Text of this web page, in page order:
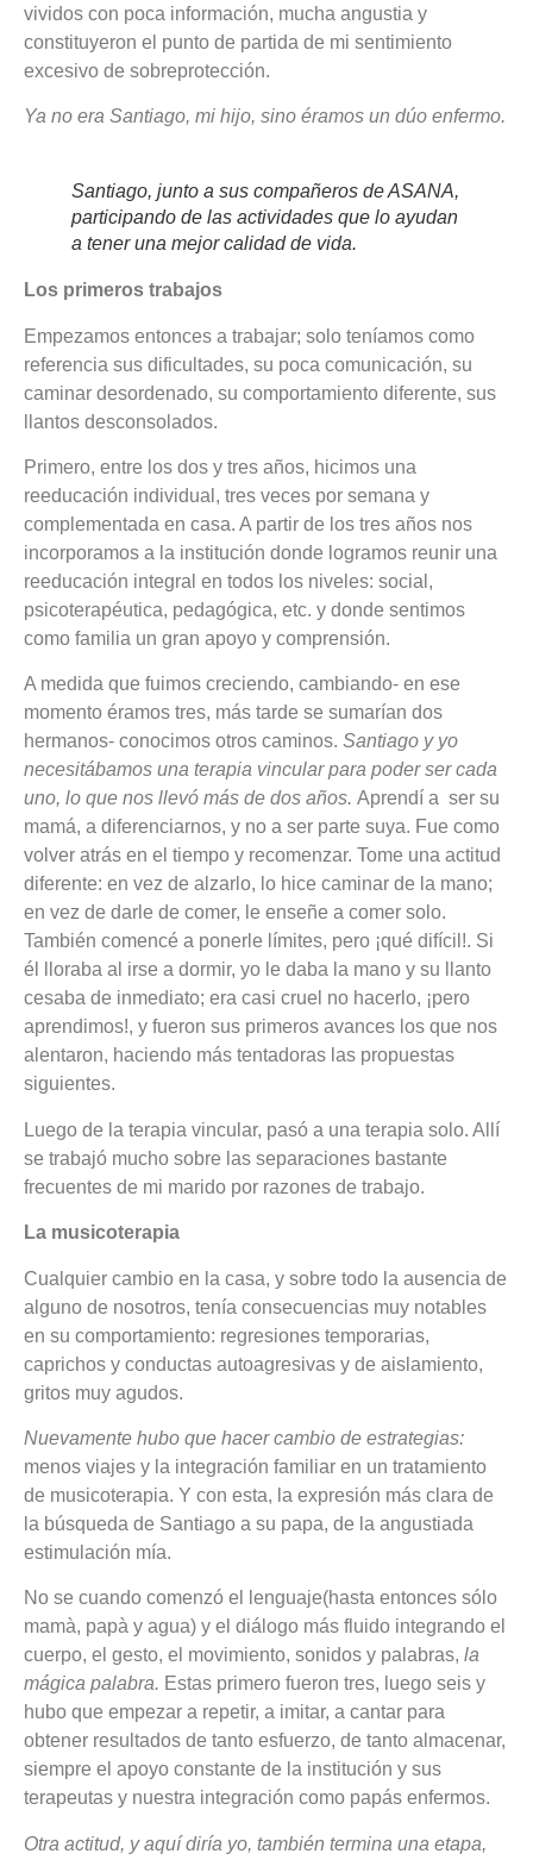
vividos con poca información, mucha angustia y
constituyeron el punto de partida de mi sentimiento
excesivo de sobreprotección.
Ya no era Santiago, mi hijo, sino éramos un dúo enfermo.
Santiago, junto a sus compañeros de ASANA,
participando de las actividades que lo ayudan
a tener una mejor calidad de vida.
Los primeros trabajos
Empezamos entonces a trabajar; solo teníamos como
referencia sus dificultades, su poca comunicación, su
caminar desordenado, su comportamiento diferente, sus
llantos desconsolados.
Primero, entre los dos y tres años, hicimos una
reeducación individual, tres veces por semana y
complementada en casa. A partir de los tres años nos
incorporamos a la institución donde logramos reunir una
reeducación integral en todos los niveles: social,
psicoterapéutica, pedagógica, etc. y donde sentimos
como familia un gran apoyo y comprensión.
A medida que fuimos creciendo, cambiando- en ese
momento éramos tres, más tarde se sumarían dos
hermanos- conocimos otros caminos. Santiago y yo
necesitábamos una terapia vincular para poder ser cada
uno, lo que nos llevó más de dos años. Aprendí a ser su
mamá, a diferenciarnos, y no a ser parte suya. Fue como
volver atrás en el tiempo y recomenzar. Tome una actitud
diferente: en vez de alzarlo, lo hice caminar de la mano;
en vez de darle de comer, le enseñe a comer solo.
También comencé a ponerle límites, pero ¡qué difícil!. Si
él lloraba al irse a dormir, yo le daba la mano y su llanto
cesaba de inmediato; era casi cruel no hacerlo, ¡pero
aprendimos!, y fueron sus primeros avances los que nos
alentaron, haciendo más tentadoras las propuestas
siguientes.
Luego de la terapia vincular, pasó a una terapia solo. Allí
se trabajó mucho sobre las separaciones bastante
frecuentes de mi marido por razones de trabajo.
La musicoterapia
Cualquier cambio en la casa, y sobre todo la ausencia de
alguno de nosotros, tenía consecuencias muy notables
en su comportamiento: regresiones temporarias,
caprichos y conductas autoagresivas y de aislamiento,
gritos muy agudos.
Nuevamente hubo que hacer cambio de estrategias:
menos viajes y la integración familiar en un tratamiento
de musicoterapia. Y con esta, la expresión más clara de
la búsqueda de Santiago a su papa, de la angustiada
estimulación mía.
No se cuando comenzó el lenguaje(hasta entonces sólo
mamà, papà y agua) y el diálogo más fluido integrando el
cuerpo, el gesto, el movimiento, sonidos y palabras, la
mágica palabra. Estas primero fueron tres, luego seis y
hubo que empezar a repetir, a imitar, a cantar para
obtener resultados de tanto esfuerzo, de tanto almacenar,
siempre el apoyo constante de la institución y sus
terapeutas y nuestra integración como papás enfermos.
Otra actitud, y aquí diría yo, también termina una etapa,